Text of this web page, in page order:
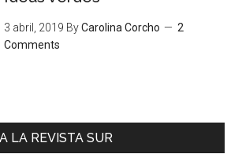
3 abril, 2019 ByCarolina Corcho
2
Comments
LA REVISTA SUR